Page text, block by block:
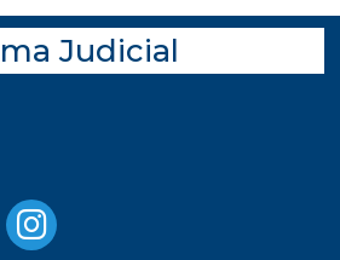
Judicial